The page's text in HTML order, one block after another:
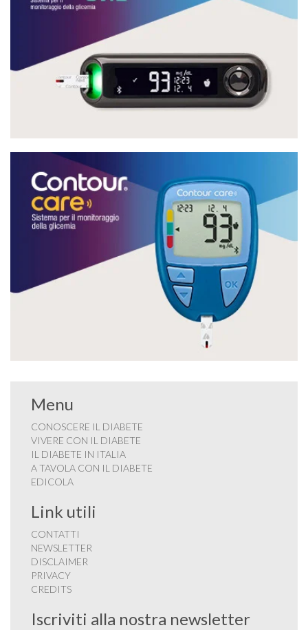
Menu
CONOSCERE IL DIABETE
VIVERE CON IL DIABETE
IL DIABETE IN ITALIA
A TAVOLA CON IL DIABETE
EDICOLA
Link utili
CONTATTI
NEWSLETTER
DISCLAIMER
PRIVACY
CREDITS
Iscriviti alla nostra newsletter